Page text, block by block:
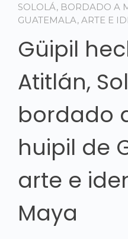
SOLOLÁ, BORDADO A
GUATEMALA, ARTE E
Güipil
Atitlán,
bordado
huipil de
arte e
Maya